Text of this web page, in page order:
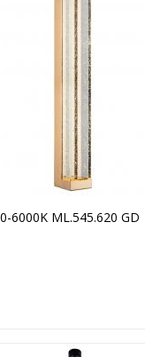
6000K ML.545.620 GD